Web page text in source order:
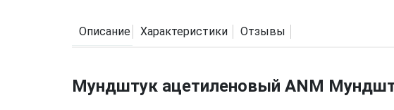
Описание Характеристики Отзывы
Мундштук ацетиленовый ANM